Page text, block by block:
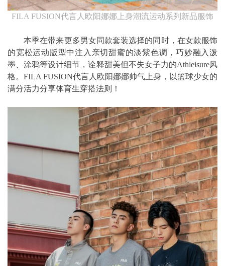
FILA FUSION代言人欧阳娜娜上身潮流运动系列新品服饰
本季在带来更多男女同款套装选择的同时，在女款服饰
的宽松运动版型中注入亲切甜蜜的淡紫色调，巧妙融入泼
墨、涂鸦等设计细节，诠释甜美但不失女子力的Athleisure风
格。FILA FUSION代言人欧阳娜娜帅气上身，以篮球少女的
满分活力分享体育生穿搭法则！